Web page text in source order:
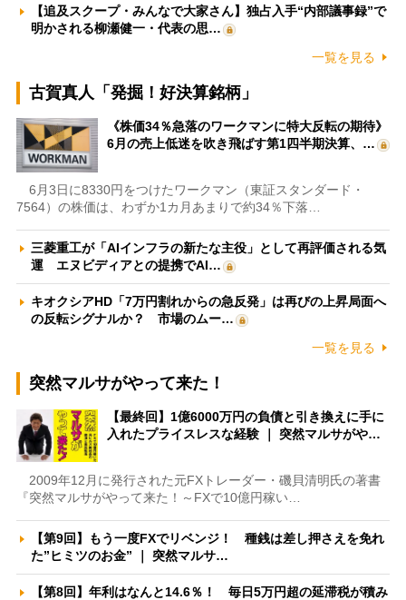
【追及スクープ・みんなで大家さん】独占入手“内部議事録”で
明かされる柳瀬健一・代表の思…
一覧を見る
古賀真人「発掘！好決算銘柄」
《株価34％急落のワークマンに特大反転の期待》
6月の売上低迷を吹き飛ばす第1四半期決算、…
6月3日に8330円をつけたワークマン（東証スタンダード・
7564）の株価は、わずか1カ月あまりで約34％下落…
三菱重工が「AIインフラの新たな主役」として再評価される気
運 エヌビディアとの提携でAI…
キオクシアHD「7万円割れからの急反発」は再びの上昇局面へ
の反転シグナルか？ 市場のムー…
一覧を見る
突然マルサがやって来た！
【最終回】1億6000万円の負債と引き換えに手に
入れたプライスレスな経験 ｜ 突然マルサがや…
2009年12月に発行された元FXトレーダー・磯貝清明氏の著書
『突然マルサがやって来た！～FXで10億円稼い…
【第9回】もう一度FXでリベンジ！ 種銭は差し押さえを免れ
た”ヒミツのお金” ｜ 突然マルサ…
【第8回】年利はなんと14.6％！ 毎日5万円超の延滞税が積み